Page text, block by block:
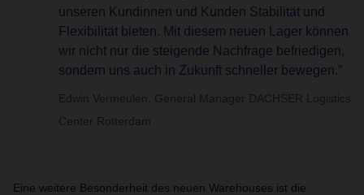
unseren Kundinnen und Kunden Stabilität und
Flexibilität bieten. Mit diesem neuen Lager können
wir nicht nur die steigende Nachfrage befriedigen,
sondern uns auch in Zukunft schneller bewegen.”
Edwin Vermeulen, General Manager DACHSER Logistics
Center Rotterdam
Eine weitere Besonderheit des neuen Warehouses ist die